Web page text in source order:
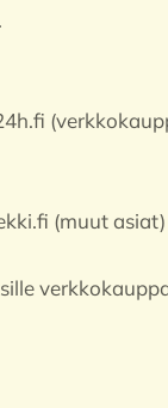
(muut asiat)